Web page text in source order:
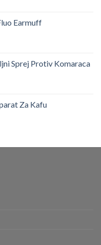
Earmuff
Sprej Protiv Komaraca
Za Kafu